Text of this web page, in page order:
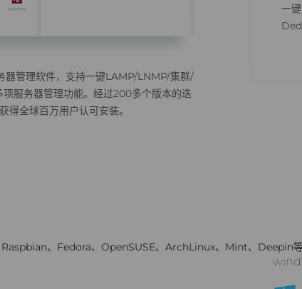
器管理软件，支持一键LAMP/LNMP/集群/
服务器管理功能。经过200多个版本的迭
得全球百万用户认可安装。
一
、Fedora、OpenSUSE、ArchLinux、Mint、Deepin